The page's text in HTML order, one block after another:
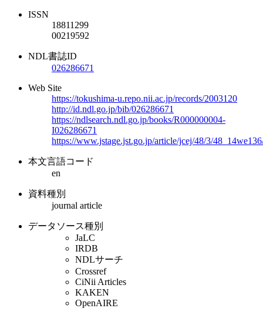
ISSN
18811299
00219592
NDL書誌ID
026286671
Web Site
https://tokushima-u.repo.nii.ac.jp/records/2003120
http://id.ndl.go.jp/bib/026286671
https://ndlsearch.ndl.go.jp/books/R000000004-
I026286671
https://www.jstage.jst.go.jp/article/jcej/48/3/
本文言語コード
en
資料種別
journal article
データソース種別
JaLC
IRDB
NDLサーチ
Crossref
CiNii Articles
KAKEN
OpenAIRE